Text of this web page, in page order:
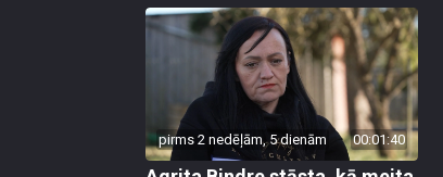
pirms 2 nedēļām, 5 dienām 00:01:40